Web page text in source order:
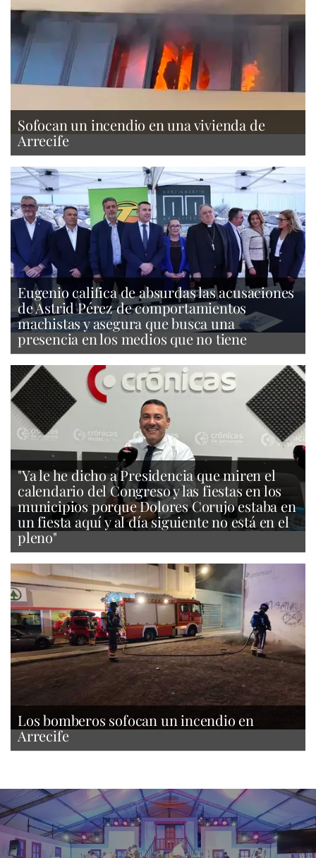
Sofocan un incendio en una vivienda de
Arrecife
Eugenio califica de absurdas las acusaciones
de Astrid Pérez de comportamientos
machistas y asegura que busca una
presencia en los medios que no tiene
"Ya le he dicho a Presidencia que miren el
calendario del Congreso y las fiestas en los
municipios porque Dolores Corujo estaba en
un fiesta aquí y al día siguiente no está en el
pleno"
Los bomberos sofocan un incendio en
Arrecife